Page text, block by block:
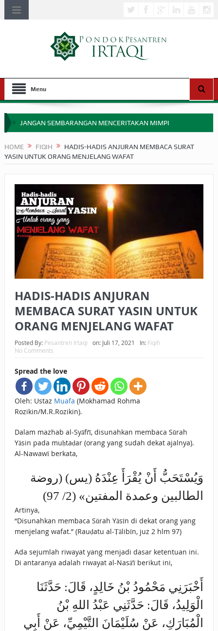
Menu
JANGAN SEMBARANGAN MENCERITAKAN MIMPI
MIMPI YANG DIABAIKAN MENJELANG PERANG BADAR
SEBELUM TIBA SAAT WAJIB?
HAKIKAT NIKMAT DI DUNIA!
BAGAIMANA CARA MEMBAYAR ZAKAT UANG?
UANG HARAM BISA MENJADI HALAL JIKA SEBAB
KEPEMILIKANNYA BERUBAH
BAHASA CINTA KARENA ALLAH
HUKUM MEMBAYAR ZAKAT DENGAN CARA MENGANGSUR
HUKUM MEMBAYAR ZAKAT KEPADA KERABAT SENDIRI
HOME FIQIH
HADIS-HADIS ANJURAN MEMBACA SURAT
YASIN UNTUK ORANG MENJELANG WAFAT
HADIS-HADIS ANJURAN
MEMBACA SURAT YASIN UNTUK
ORANG MENJELANG WAFAT
Posted By: Pesantren Irtaqi on: Juli 17, 2021 In: Fiqih
No Comments
Spread the love
Oleh: Ustaz Muafa (Mokhamad Rohma
Rozikin/M.R.Rozikin).
Dalam mazhab al-Syāfi‘ī, disunahkan membaca Sūrah
Yāsin pada muḥtaḍar (orang yang sudah dekat ajalnya).
Al-Nawawī berkata,
وَيُسْتَحَبُّ أَنْ يُقْرَأَ عِنْدَهُ (يس) (روضة
الطالبين وعمدة المفتين» (2/ 97)
Artinya,
“Disunahkan membaca Sūrah Yāsīn di dekat orang yang
menjelang wafat.” (Rauḍatu al-Ṭālibīn, juz 2 hlm 97)
Ada sejumlah riwayat yang menjadi dasar ketentuan ini.
Di antaranya adalah riwayat al-Nasā’ī berikut ini,
أَخْبَرَنِي مَحْمُودُ بْنُ خَالِدٍ، قَالَ: حَدَّثَنَا
الْوَلِيدُ، قَالَ: حَدَّثَنِي عَبْدُ اللهِ بْنُ
الْمُبَارَكِ، عَنْ سُلَيْمَانَ التَّيْمِيِّ، عَنْ أَبِي